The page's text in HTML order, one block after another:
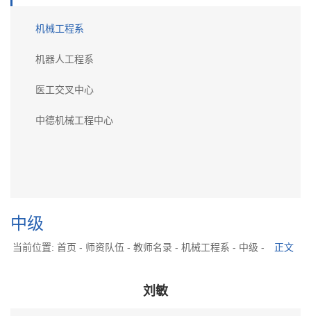
机械工程系
机器人工程系
医工交叉中心
中德机械工程中心
中级
当前位置: 首页 - 师资队伍 - 教师名录 - 机械工程系 - 中级 - 正文
刘敏